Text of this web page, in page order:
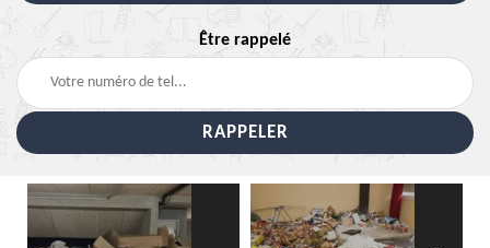
Être rappelé